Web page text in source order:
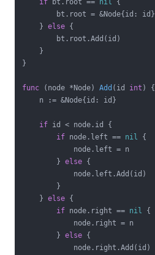
if bt.root == nil {
        bt.root = &Node{id: id}
    }
else {
        bt.root.Add(id)
    }
}
func (node *Node) Add (id int )
{
    n := &Node{id: id}
if id < node.id {
if node.left == nil {
            node.left = n
        }
else {
            node.left.Add(id)
        }
    }
else {
if node.right == nil {
            node.right = n
        }
else {
            node.right.Add(id)